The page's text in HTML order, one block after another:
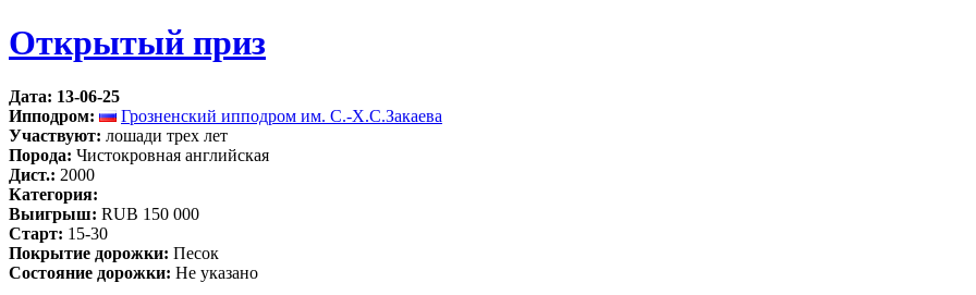
Открытый приз
Дата: 13-06-25
Ипподром:
Грозненский ипподром им. С.-Х.С.Закаева
Участвуют: лошади трех лет
Порода: Чистокровная английская
Дист.: 2000
Категория:
Выигрыш: RUB 150 000
Старт: 15-30
Покрытие дорожки: Песок
Состояние дорожки: Не указано